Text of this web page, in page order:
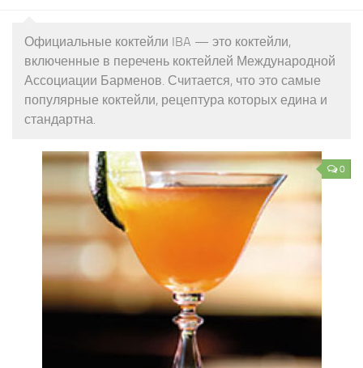
Официальные коктейли IBA — это коктейли,
включенные в перечень коктейлей Международной
Ассоциации Барменов. Считается, что это самые
популярные коктейли, рецептура которых едина и
стандартна.
0